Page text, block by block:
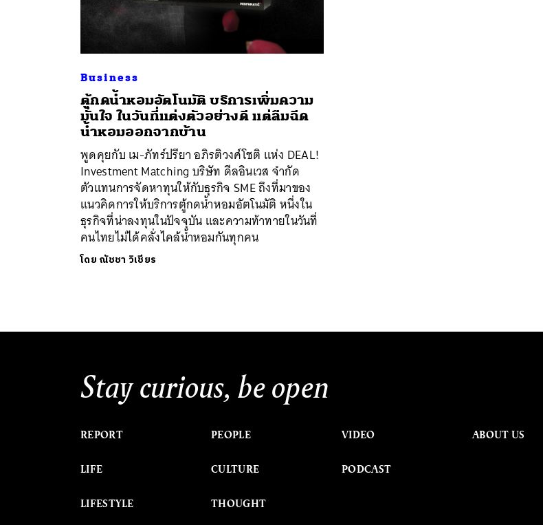
Business
ตู้กดน้ำหอมอัตโนมัติ บริการเพิ่มความ
มั่นใจ ในวันที่แต่งตัวอย่างดี แต่ลืมฉีด
น้ำหอมออกจากบ้าน
พูดคุยกับ เม-ภัทร์ปรียา อภิรติวงศ์โชติ แห่ง DEAL!
Investment Matching บริษัท ดีลอินเวส จำกัด
ตัวแทนการจัดหาทุนให้กับธุรกิจ SME ถึงที่มาของ
แนวคิดการให้บริการตู้กดน้ำหอมอัตโนมัติ หนึ่งใน
ธุรกิจที่น่าลงทุนในปัจจุบัน และความท้าทายในวันที่
คนไทยไม่ได้คลั่งไคล้น้ำหอมกันทุกคน
โดย ณัชชา วิเชียร
Stay curious, be open
REPORT
LIFE
LIFESTYLE
PEOPLE
CULTURE
THOUGHT
VIDEO
PODCAST
ABOUT US